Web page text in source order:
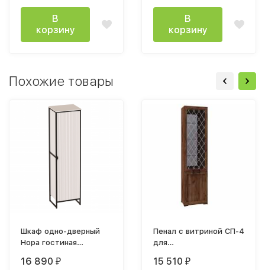
В
корзину
В
корзину
Похожие товары
Шкаф одно-дверный
Нора гостиная
Персидский жемчуг
16 890 ₽
Пенал с витриной СП-4
для
15 510 ₽